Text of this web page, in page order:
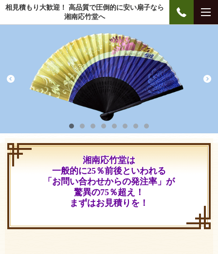
相見積もり大歓迎！ 高品質で圧倒的に安い扇子なら
湘南応竹堂へ
湘南応竹堂は
一般的に25％前後といわれる
「お問い合わせからの発注率」が
驚異の75％超え！
まずはお見積りを！